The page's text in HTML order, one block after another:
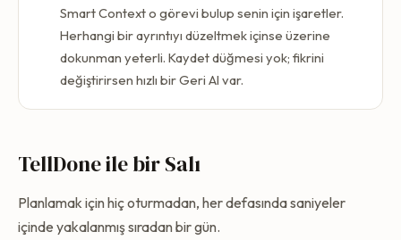
Smart Context o görevi bulup senin için işaretler.
Herhangi bir ayrıntıyı düzeltmek içinse üzerine
dokunman yeterli. Kaydet düğmesi yok; fikrini
değiştirirsen hızlı bir Geri Al var.
TellDone ile bir Salı
Planlamak için hiç oturmadan, her defasında saniyeler
içinde yakalanmış sıradan bir gün.